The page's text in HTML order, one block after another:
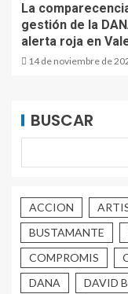
La
gestión de la
alerta roja en
14 de noviembre de
BUSCAR
ACCION
BUSTAMANTE
COMPROMIS
DANA
DAVID